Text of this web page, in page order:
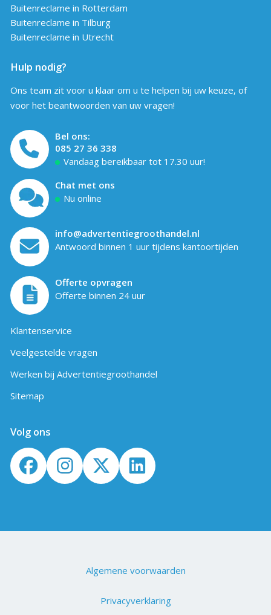
Buitenreclame in Rotterdam
Buitenreclame in Tilburg
Buitenreclame in Utrecht
Hulp nodig?
Ons team zit voor u klaar om u te helpen bij uw keuze, of
voor het beantwoorden van uw vragen!
Bel ons:
085 27 36 338
Vandaag bereikbaar tot 17.30 uur!
Chat met ons
Nu online
info@advertentiegroothandel.nl
Antwoord binnen 1 uur tijdens kantoortijden
Offerte opvragen
Offerte binnen 24 uur
Klantenservice
Veelgestelde vragen
Werken bij Advertentiegroothandel
Sitemap
Volg ons
Algemene voorwaarden
Privacyverklaring